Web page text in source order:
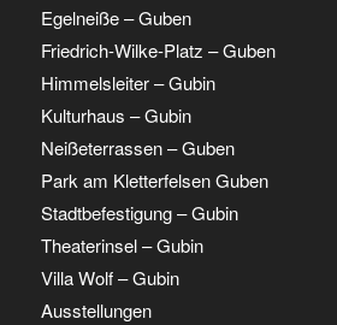
Egelneiße – Guben
Friedrich-Wilke-Platz – Guben
Himmelsleiter – Gubin
Kulturhaus – Gubin
Neißeterrassen – Guben
Park am Kletterfelsen Guben
Stadtbefestigung – Gubin
Theaterinsel – Gubin
Villa Wolf – Gubin
Ausstellungen